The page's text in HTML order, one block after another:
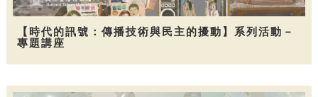
【時代的訊號：傳播技術與民主的擾動】系列活動－
專題講座